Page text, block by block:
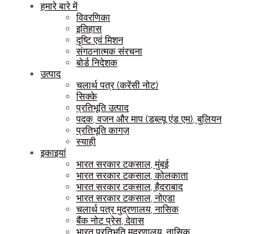
हमारे बारे में
विवरणिका
इतिहास
दृष्टि एवं मिशन
संगठनात्मक संरचना
बोर्ड निदेशक
उत्पाद
चलार्थ पत्र (करेंसी नोट)
सिक्के
प्रतिभूति उत्पाद
पदक, वजन और माप (डब्ल्यू एंड एम), बुलियन
प्रतिभूति कागज़
स्याही
इकाइयां
भारत सरकार टकसाल, मुंबई
भारत सरकार टकसाल, कोलकाता
भारत सरकार टकसाल, हैदराबाद
भारत सरकार टकसाल, नोएडा
चलार्थ पत्र मुद्रणालय, नासिक
बैंक नोट प्रेस, देवास